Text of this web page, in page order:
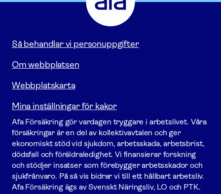
Gå
till
startsidan
Så behandlar vi personuppgifter
Om webbplatsen
Webbplatskarta
Mina inställningar för kakor
Afa För­säkring gör vardagen tryggare i arbetslivet. Våra
försäk­ringar är en del av kollektivavtalen och ger
ekonomiskt stöd vid sjukdom, arbetsskada, arbetsbrist,
dödsfall och föräldraledighet. Vi finansierar forskning
och stödjer insatser som förebygger arbets­skador och
sjukfrånvaro. På så vis bidrar vi till ett hållbart arbetsliv.
Afa För­säkring ägs av Svenskt Näringsliv, LO och PTK.